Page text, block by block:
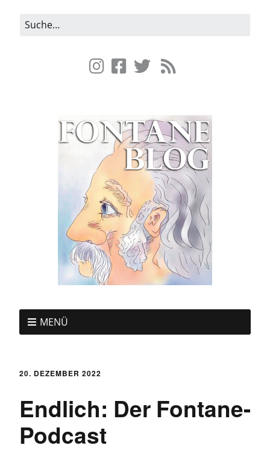
MENÜ
20. DEZEMBER 2022
Endlich: Der Fontane-
Podcast